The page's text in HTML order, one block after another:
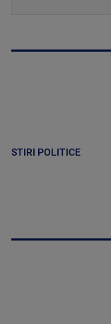
STIRI POLITICE